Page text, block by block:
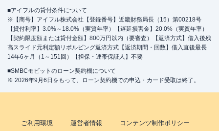
■アイフルの貸付条件について
※【商号】アイフル株式会社【登録番号】近畿財務局長（15）第00218号
【貸付利率】3.0%～18.0%（実質年率）【遅延損害金】20.0%（実質年率）
【契約限度額または貸付金額】800万円以内（要審査）【返済方式】借入後残
高スライド元利定額リボルビング返済方式【返済期間・回数】借入直後最長
14年6ヶ月（1～151回）【担保・連帯保証人】不要
■SMBCモビットのローン契約機について
※ 2026年9月6日をもって、ローン契約機での申込・カード受取は終了。
ご利用環境 運営者情報
コンテンツ制作ポリシー